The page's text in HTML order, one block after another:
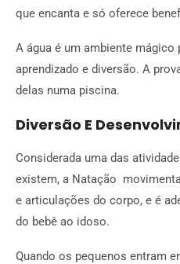
que encanta e só oferece
A água é um ambiente mágico
aprendizado e diversão. A
delas numa piscina.
Diversão E
Considerada uma das
existem, a Natação
e articulações do corpo, e é
do bebê ao idoso.
Quando os pequenos entram